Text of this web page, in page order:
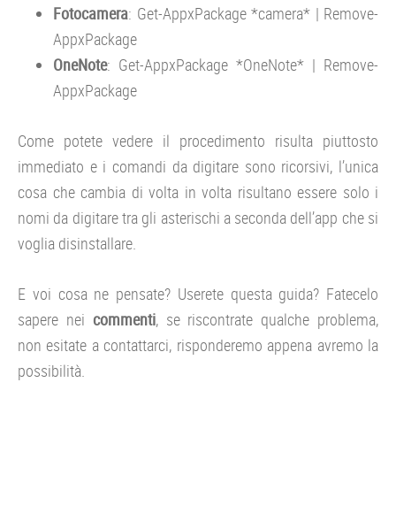
Fotocamera: Get-AppxPackage *camera* | Remove-
AppxPackage
OneNote: Get-AppxPackage *OneNote* | Remove-
AppxPackage
Come potete vedere il procedimento risulta piuttosto
immediato e i comandi da digitare sono ricorsivi, l’unica
cosa che cambia di volta in volta risultano essere solo i
nomi da digitare tra gli asterischi a seconda dell’app che si
voglia disinstallare.
E voi cosa ne pensate? Userete questa guida? Fatecelo
sapere nei commenti, se riscontrate qualche problema,
non esitate a contattarci, risponderemo appena avremo la
possibilità.